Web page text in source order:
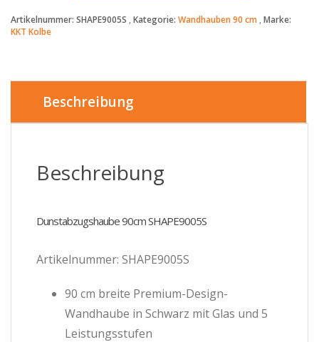
-
Dunstabzugshaube
Menge
Artikelnummer: SHAPE9005S Kategorie: Wandhauben 90 cm Marke:
KKT Kolbe
Beschreibung
Beschreibung
Dunstabzugshaube 90cm SHAPE9005S
Artikelnummer: SHAPE9005S
90 cm breite Premium-Design-
Wandhaube in Schwarz mit Glas und 5
Leistungsstufen